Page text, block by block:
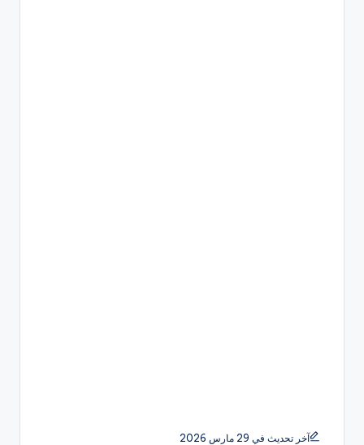
آخر تحديث في 29 مارس 2026